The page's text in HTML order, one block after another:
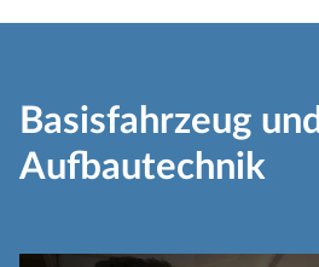
Basisfahrzeug und
Aufbautechnik